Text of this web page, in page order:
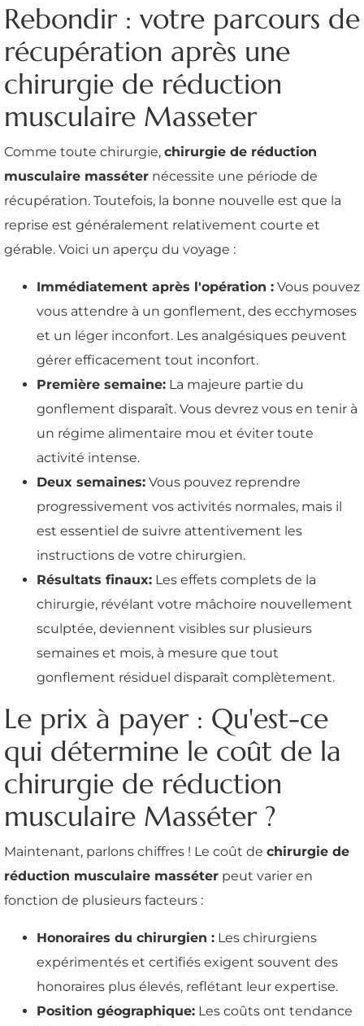
Rebondir : votre parcours de
récupération après une
chirurgie de réduction
musculaire Masseter
Comme toute chirurgie, chirurgie de réduction
musculaire masséter nécessite une période de
récupération. Toutefois, la bonne nouvelle est que la
reprise est généralement relativement courte et
gérable. Voici un aperçu du voyage :
Immédiatement après l'opération : Vous pouvez
vous attendre à un gonflement, des ecchymoses
et un léger inconfort. Les analgésiques peuvent
gérer efficacement tout inconfort.
Première semaine: La majeure partie du
gonflement disparaît. Vous devrez vous en tenir à
un régime alimentaire mou et éviter toute
activité intense.
Deux semaines: Vous pouvez reprendre
progressivement vos activités normales, mais il
est essentiel de suivre attentivement les
instructions de votre chirurgien.
Résultats finaux: Les effets complets de la
chirurgie, révélant votre mâchoire nouvellement
sculptée, deviennent visibles sur plusieurs
semaines et mois, à mesure que tout
gonflement résiduel disparaît complètement.
Le prix à payer : Qu'est-ce
qui détermine le coût de la
chirurgie de réduction
musculaire Masséter ?
Maintenant, parlons chiffres ! Le coût de chirurgie de
réduction musculaire masséter peut varier en
fonction de plusieurs facteurs :
Honoraires du chirurgien : Les chirurgiens
expérimentés et certifiés exigent souvent des
honoraires plus élevés, reflétant leur expertise.
Position géographique: Les coûts ont tendance